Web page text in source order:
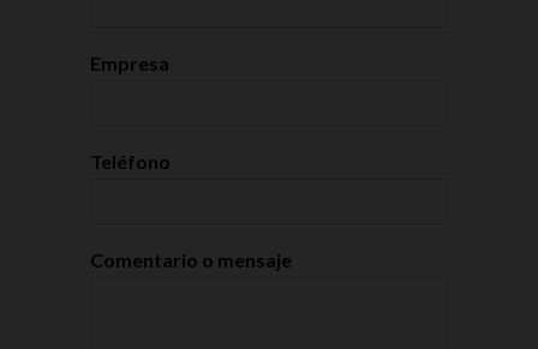
Empresa
Teléfono
Comentario o mensaje